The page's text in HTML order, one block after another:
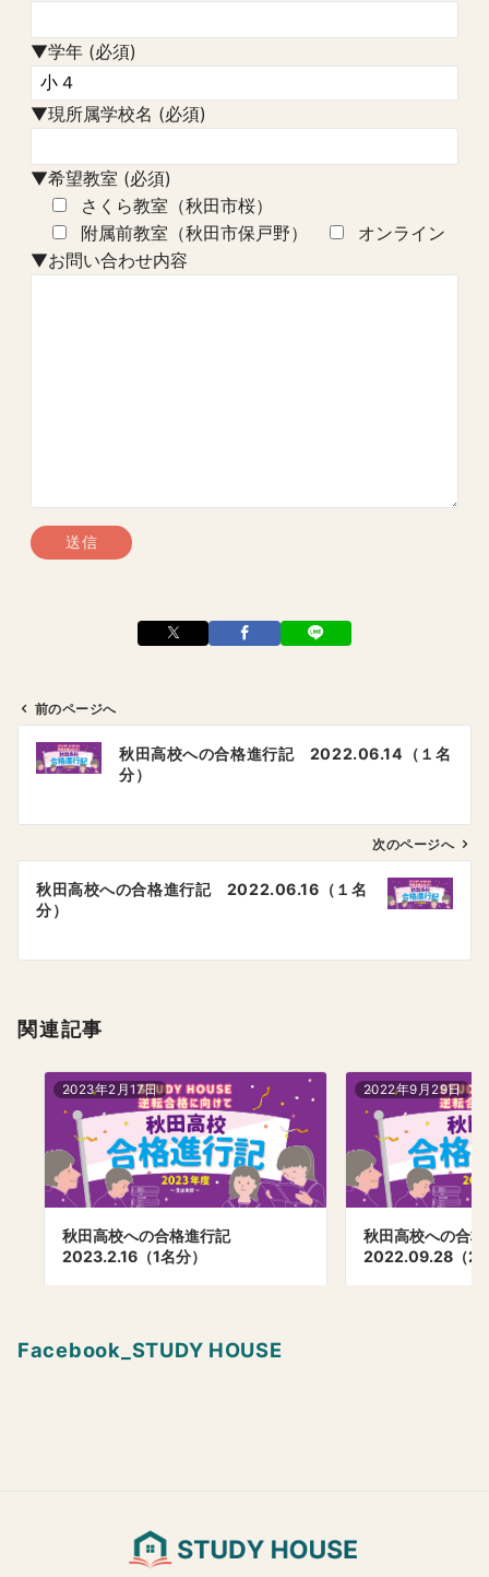
▼学年 (必須)
▼現所属学校名 (必須)
▼希望教室 (必須)
さくら教室（秋田市桜）
附属前教室（秋田市保戸野）
オンライン
▼お問い合わせ内容
ビ
ン
前のページへ
秋田高校への合格進行記 2022.06.14（１名
分）
次のページへ
秋田高校への合格進行記 2022.06.16（１名
分）
関連記事
2023年2月17日
秋田高校への合格進行記
2023.2.16（1名分）
2022年9月29日
秋田高校への合
2022.09.28（2
Facebook_STUDY HOUSE